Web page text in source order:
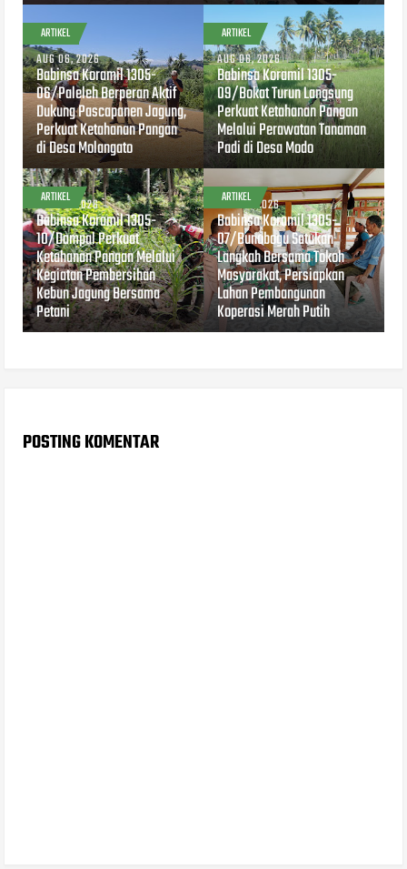
ARTIKEL
AUG 06, 2026
Babinsa Koramil 1305-
06/Paleleh Berperan Aktif
Dukung Pascapanen Jagung,
Perkuat Ketahanan Pangan
di Desa Molangato
ARTIKEL
AUG 06, 2026
Babinsa Koramil 1305-
09/Bokat Turun Langsung
Perkuat Ketahanan Pangan
Melalui Perawatan Tanaman
Padi di Desa Modo
ARTIKEL
AUG 04, 2026
Babinsa Koramil 1305-
10/Dampal Perkuat
Ketahanan Pangan Melalui
Kegiatan Pembersihan
Kebun Jagung Bersama
Petani
ARTIKEL
AUG 04, 2026
Babinsa Koramil 1305-
07/Bunobogu Satukan
Langkah Bersama Tokoh
Masyarakat, Persiapkan
Lahan Pembangunan
Koperasi Merah Putih
POSTING KOMENTAR